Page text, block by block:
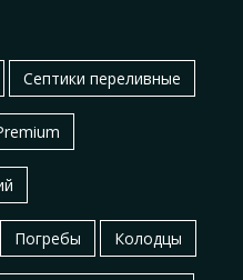
Септики переливные
Погребы Колодцы